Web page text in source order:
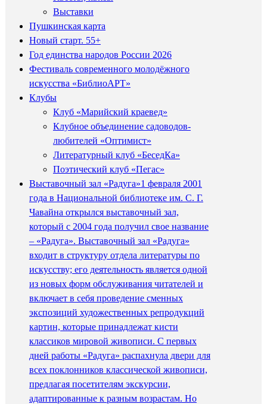
Выставки
Пушкинская карта
Новый старт. 55+
Год единства народов России 2026
Фестиваль современного молодёжного
искусства «БиблиоАРТ»
Клубы
Клуб «Марийский краевед»
Клубное объединение садоводов-
любителей «Оптимист»
Литературный клуб «БеседКа»
Поэтический клуб «Пегас»
Выставочный зал «Радуга»1 февраля 2001
года в Национальной библиотеке им. С. Г.
Чавайна открылся выставочный зал,
который с 2004 года получил свое название
– «Радуга». Выставочный зал «Радуга»
входит в структуру отдела литературы по
искусству; его деятельность является одной
из новых форм обслуживания читателей и
включает в себя проведение сменных
экспозиций художественных репродукций
картин, которые принадлежат кисти
классиков мировой живописи. С первых
дней работы «Радуга» распахнула двери для
всех поклонников классической живописи,
предлагая посетителям экскурсии,
адаптированные к разным возрастам. Но